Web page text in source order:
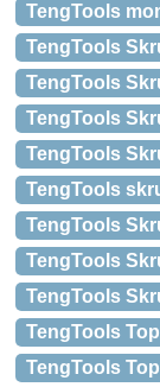
TengTools
TengTools
TengTools
TengTools
TengTools
TengTools
TengTools
TengTools
TengTools
TengTools
TengTools